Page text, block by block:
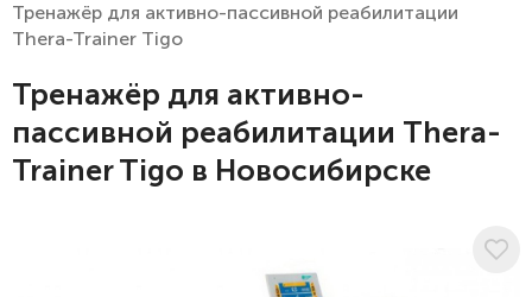
Тренажёр для активно-пассивной реабилитации
Thera-Trainer Tigo
Тренажёр для активно-
пассивной реабилитации Thera-
Trainer Tigo в Новосибирске